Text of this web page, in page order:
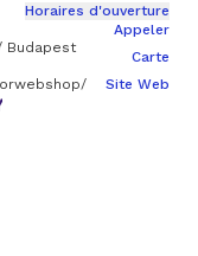
Horaires d'ouverture
Appeler
Budapest
Carte
Site Web